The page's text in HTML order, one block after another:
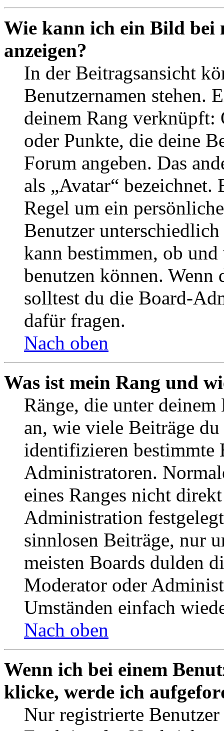
Wie kann ich ein Bild bei
anzeigen?
In der Beitragsansicht
Benutzernamen stehen.
deinem Rang verknüpft:
oder Punkte, die deine
Forum angeben. Das
als „Avatar“
Regel um ein
Benutzer
kann bestimmen, ob
benutzen können. Wenn
solltest du die Board-
dafür fragen.
Nach oben
Was ist mein Rang und
Ränge, die unter deinem
an, wie viele Beiträge
identifizieren bestimmte
Administratoren.
eines Ranges nicht
Administration
sinnlosen Beiträge, nur
meisten Boards dulden
Moderator oder
Umständen einfach
Nach oben
Wenn ich bei einem
klicke, werde ich
Nur registrierte